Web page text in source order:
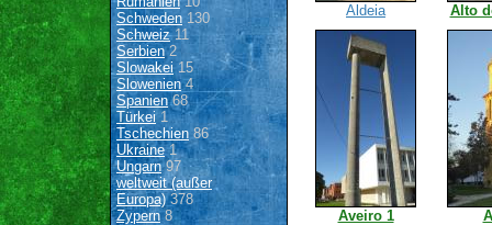
Schweden 130
Schweiz11
Serbien2
Slowakei15
Slowenien4
Spanien68
Türkei1
Tschechien 86
Ukraine1
Ungarn97
weltweit (außer
Europa)378
Zypern8
Aldeia Alto
Aveiro 1